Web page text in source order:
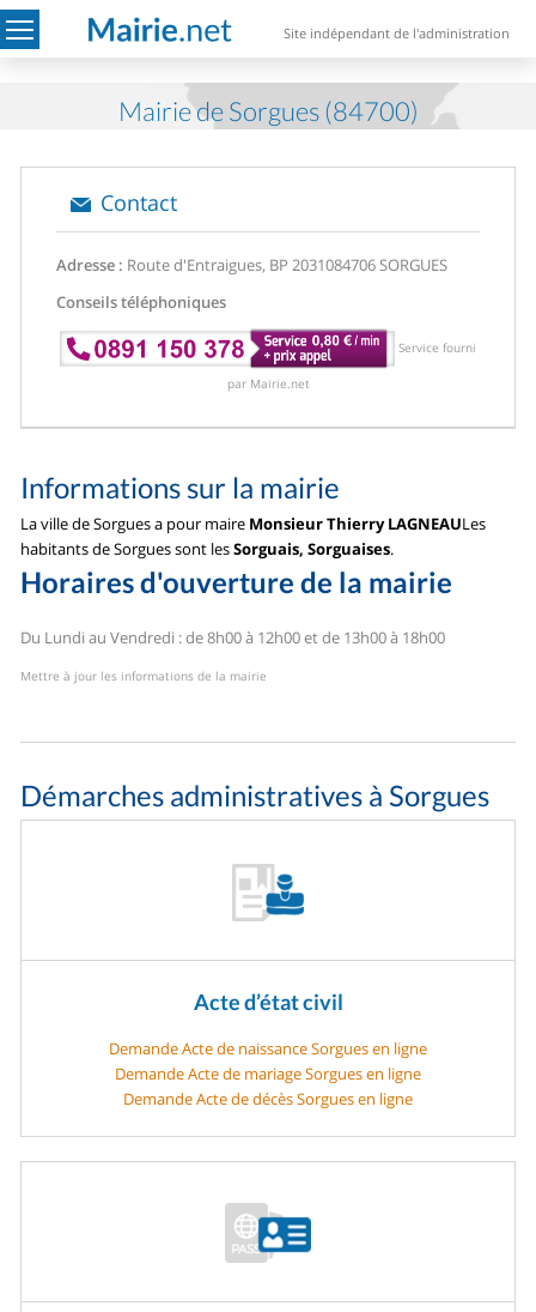
Site indépendant de l'administration
Mairie de Sorgues (84700)
Contact
Adresse : Route d'Entraigues, BP 2031084706 SORGUES
Conseils téléphoniques
Service fourni
par Mairie.net
Informations sur la mairie
La ville de Sorgues a pour maire Monsieur Thierry LAGNEAULes
habitants de Sorgues sont lesSorguais, Sorguaises.
Horaires d'ouverture de la mairie
Du Lundi au Vendredi : de 8h00 à 12h00 et de 13h00 à 18h00
Mettre à jour les informations de la mairie
Démarches administratives à Sorgues
Acte d’état civil
Demande Acte de naissance Sorgues en ligne
Demande Acte de mariage Sorgues en ligne
Demande Acte de décès Sorgues en ligne